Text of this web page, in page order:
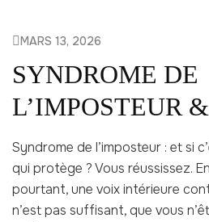
MARS 13, 2026
SYNDROME DE
L’IMPOSTEUR
Syndrome de l’imposteur : et si
qui protège ? Vous réussissez.
pourtant, une voix intérieure
n’est pas suffisant, que vous